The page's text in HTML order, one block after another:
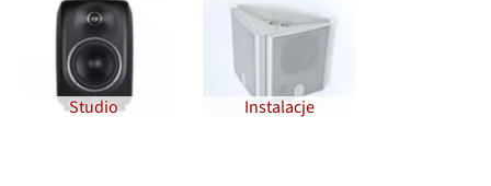
Studio Instalacje